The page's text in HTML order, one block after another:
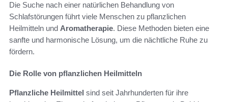
Die Suche nach einer natürlichen Behandlung von
Schlafstörungen führt viele Menschen zu pflanzlichen
Heilmitteln und Aromatherapie. Diese Methoden bieten eine
sanfte und harmonische Lösung, um die nächtliche Ruhe zu
fördern.
Die Rolle von pflanzlichen Heilmitteln
Pflanzliche Heilmittel sind seit Jahrhunderten für ihre